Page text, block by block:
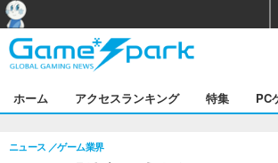
ホーム アクセスランキング 特集 PC
ニュース ゲーム業界